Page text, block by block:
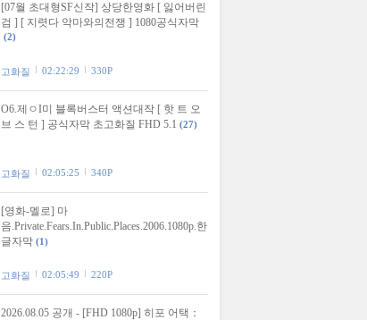
[07월 초대형SF신작] 상당한영화 [ 잃어버린
검 ] [ 지렷다 악마와의전쟁 ] 1080공식자막
(2)
고화질 02:22:29 330P
O6.제ㅇI미 블록버스터 액션대작 [ 핫 트 오
브 스 턴 ] 공식자막 초고화질 FHD 5.1 (27)
고화질 02:05:25 340P
[영화-멜로] 마
음.Private.Fears.In.Public.Places.2006.1080p.한
글자막 (1)
고화질 02:05:49 220P
2026.08.05 공개 - [FHD 1080p] 히포 어택：